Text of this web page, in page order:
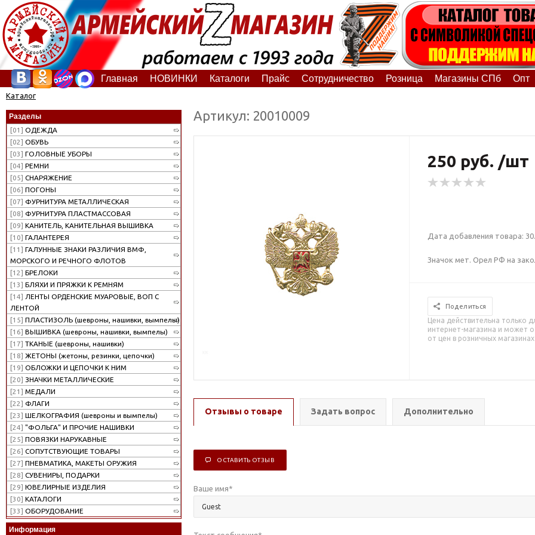
Главная НОВИНКИ Каталоги Прайс Сотрудничество Розница Магазины СПб Опт
Каталог
Разделы
[01] ОДЕЖДА
[02] ОБУВЬ
[03] ГОЛОВНЫЕ УБОРЫ
[04] РЕМНИ
[05] СНАРЯЖЕНИЕ
[06] ПОГОНЫ
[07] ФУРНИТУРА МЕТАЛЛИЧЕСКАЯ
[08] ФУРНИТУРА ПЛАСТМАССОВАЯ
[09] КАНИТЕЛЬ, КАНИТЕЛЬНАЯ ВЫШИВКА
[10] ГАЛАНТЕРЕЯ
[11] ГАЛУННЫЕ ЗНАКИ РАЗЛИЧИЯ ВМФ,
МОРСКОГО И РЕЧНОГО ФЛОТОВ
[12] БРЕЛОКИ
[13] БЛЯХИ И ПРЯЖКИ К РЕМНЯМ
[14] ЛЕНТЫ ОРДЕНСКИЕ МУАРОВЫЕ, ВОП С
ЛЕНТОЙ
[15] ПЛАСТИЗОЛЬ (шевроны, нашивки, вымпелы)
[16] ВЫШИВКА (шевроны, нашивки, вымпелы)
[17] ТКАНЫЕ (шевроны, нашивки)
[18] ЖЕТОНЫ (жетоны, резинки, цепочки)
[19] ОБЛОЖКИ И ЦЕПОЧКИ К НИМ
[20] ЗНАЧКИ МЕТАЛЛИЧЕСКИЕ
[21] МЕДАЛИ
[22] ФЛАГИ
[23] ШЕЛКОГРАФИЯ (шевроны и вымпелы)
[24] "ФОЛЬГА" И ПРОЧИЕ НАШИВКИ
[25] ПОВЯЗКИ НАРУКАВНЫЕ
[26] СОПУТСТВУЮЩИЕ ТОВАРЫ
[27] ПНЕВМАТИКА, МАКЕТЫ ОРУЖИЯ
[28] СУВЕНИРЫ, ПОДАРКИ
[29] ЮВЕЛИРНЫЕ ИЗДЕЛИЯ
[30] КАТАЛОГИ
[33] ОБОРУДОВАНИЕ
Информация
Артикул: 20010009
250 руб. /шт
Дата добавления товара:
Значок мет. Орел РФ на
Поделиться
Цена действительна только
интернет-магазина и может
от цен в розничных магазинах
Отзывы о товаре Задать вопрос Дополнительно
ОСТАВИТЬ ОТЗЫВ
Ваше имя*